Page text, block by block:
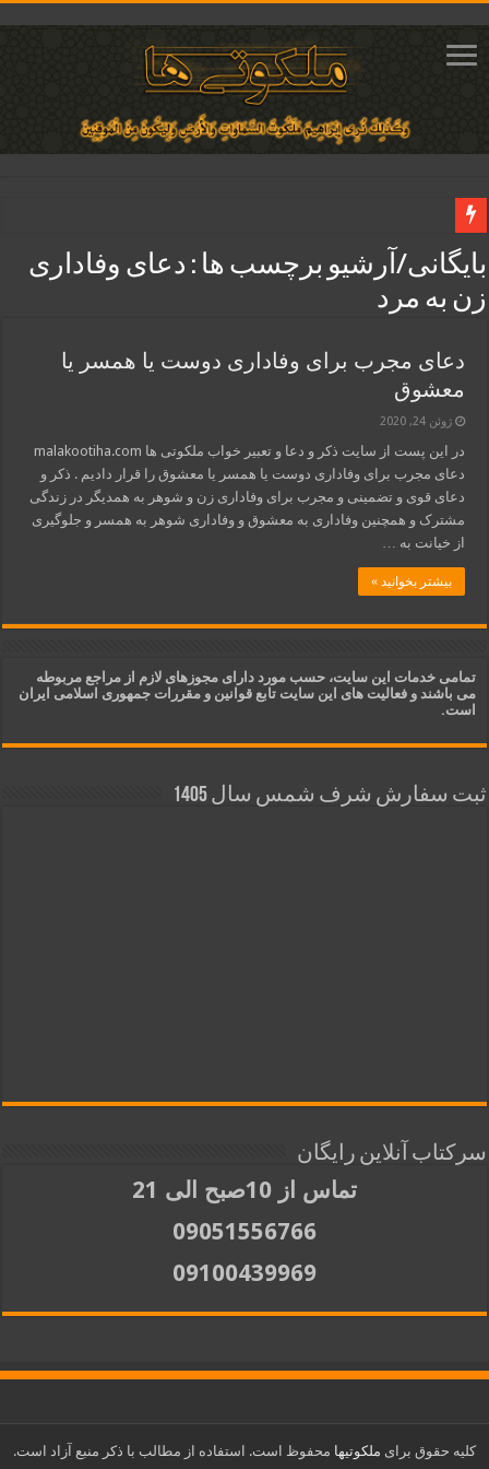
دعای ایجاد دلبستگی و محبوبیت و محبت شدید بین دو نفر تضمینی
دعای مجرب برای فروش سریع کالا و رونق فروش مغازه | متن آیات، روش انجام و
دعای ایجاد عشق و محبت آتشین در قلب معشوق | متن دعا، روش خواندن
ختم آیات ۲ و ۳ سوره طلاق برای افزایش رزق و روزی | روش ختم، متن آیات و فضیلت
آیات قرآنی برای استجابت دعا و آسان شدن کارها و برآورده شدن حاجت
بایگانی/آرشیو برچسب ها : دعای وفاداری
زن به مرد
دعای مجرب برای وفاداری دوست یا همسر یا
معشوق
ژوئن 24, 2020
در این پست از سایت ذکر و دعا و تعبیر خواب ملکوتی ها malakootiha.com
دعای مجرب برای وفاداری دوست یا همسر یا معشوق را قرار دادیم . ذکر و
دعای قوی و تضمینی و مجرب برای وفاداری زن و شوهر به همدیگر در زندگی
مشترک و همچنین وفاداری به معشوق و وفاداری شوهر به همسر و جلوگیری
از خیانت به …
بیشتر بخوانید »
تمامی خدمات این سایت، حسب مورد دارای مجوزهای لازم از مراجع مربوطه
می باشند و فعالیت های این سایت تابع قوانین و مقررات جمهوری اسلامی ایران
است.
ثبت سفارش شرف شمس سال 1405
سرکتاب آنلاین رایگان
تماس از 10صبح الی 21
09051556766
09100439969
کلیه حقوق برای ملکوتیها محفوظ است. استفاده از مطالب با ذکر منبع آزاد است.